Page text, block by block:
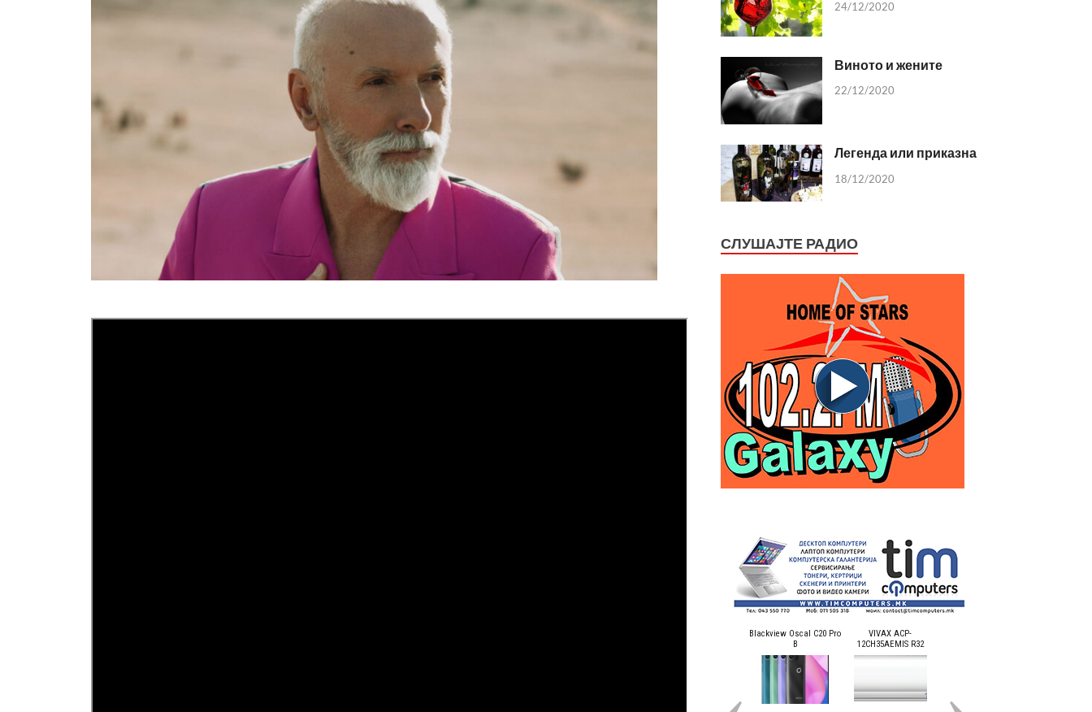
24/12/2020
Виното и жените
22/12/2020
Легенда или приказна
18/12/2020
СЛУШАЈТЕ РАДИО